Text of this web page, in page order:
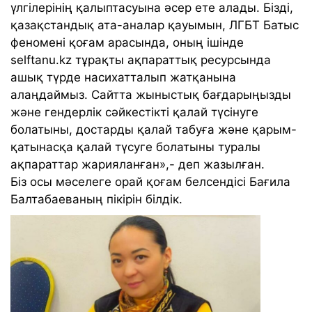
үлгілерінің қалыптасуына әсер ете алады. Бізді,
қазақстандық ата-аналар қауымын, ЛГБТ Батыс
феномені қоғам арасында, оның ішінде
selftanu.kz тұрақты ақпараттық ресурсында
ашық түрде насихатталып жатқанына
алаңдаймыз. Сайтта жыныстық бағдарыңызды
және гендерлік сәйкестікті қалай түсінуге
болатыны, достарды қалай табуға және қарым-
қатынасқа қалай түсуге болатыны туралы
ақпараттар жарияланған»,- деп жазылған.
Біз осы мәселеге орай қоғам белсендісі Бағила
Балтабаеваның пікірін білдік.